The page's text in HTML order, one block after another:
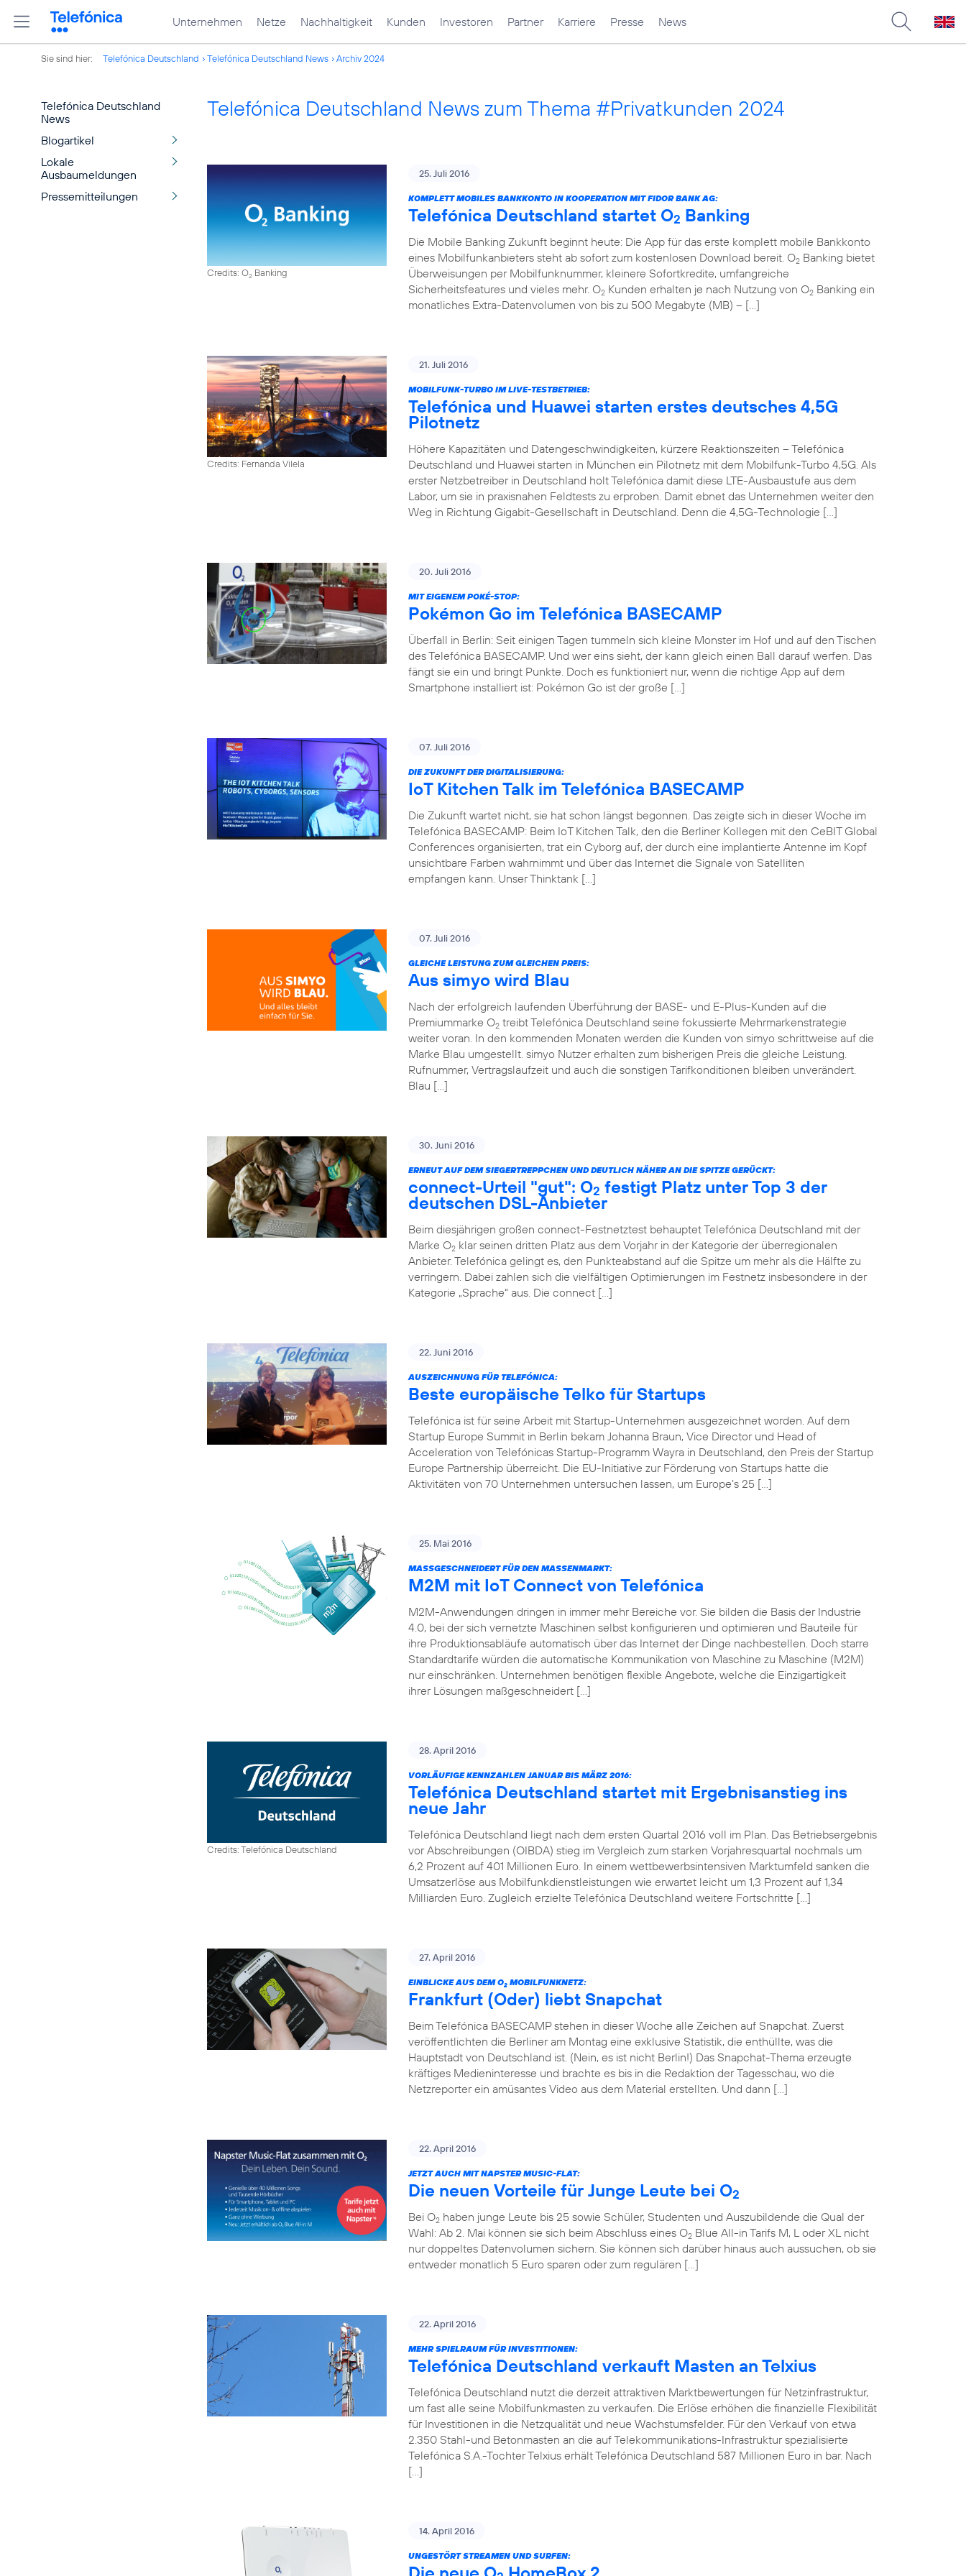
Unternehmen Netze Nachhaltigkeit Kunden Investoren Partner Karriere Presse News
Sie sind hier: Telefónica Deutschland Telefónica Deutschland News Archiv 2024
Telefónica Deutschland
News
Blogartikel
Lokale
Ausbaumeldungen
Pressemitteilungen
Telefónica Deutschland News zum Thema #Privatkunden 2024
Credits: O2 Banking
25. Juli 2016
KOMPLETT MOBILES BANKKONTO IN KOOPERATION MIT FIDOR BANK AG:
Telefónica Deutschland startet O2 Banking
Die Mobile Banking Zukunft beginnt heute: Die App für das erste komplett mobile Bankkonto
eines Mobilfunkanbieters steht ab sofort zum kostenlosen Download bereit. O2 Banking bietet
Überweisungen per Mobilfunknummer, kleinere Sofortkredite, umfangreiche
Sicherheitsfeatures und vieles mehr. O2 Kunden erhalten je nach Nutzung von O2 Banking ein
monatliches Extra-Datenvolumen von bis zu 500 Megabyte (MB) – […]
Credits: Fernanda Vilela
21. Juli 2016
MOBILFUNK-TURBO IM LIVE-TESTBETRIEB:
Telefónica und Huawei starten erstes deutsches 4,5G
Pilotnetz
Höhere Kapazitäten und Datengeschwindigkeiten, kürzere Reaktionszeiten – Telefónica
Deutschland und Huawei starten in München ein Pilotnetz mit dem Mobilfunk-Turbo 4,5G. Als
erster Netzbetreiber in Deutschland holt Telefónica damit diese LTE-Ausbaustufe aus dem
Labor, um sie in praxisnahen Feldtests zu erproben. Damit ebnet das Unternehmen weiter den
Weg in Richtung Gigabit-Gesellschaft in Deutschland. Denn die 4,5G-Technologie […]
20. Juli 2016
MIT EIGENEM POKÉ-STOP:
Pokémon Go im Telefónica BASECAMP
Überfall in Berlin: Seit einigen Tagen tummeln sich kleine Monster im Hof und auf den Tischen
des Telefónica BASECAMP. Und wer eins sieht, der kann gleich einen Ball darauf werfen. Das
fängt sie ein und bringt Punkte. Doch es funktioniert nur, wenn die richtige App auf dem
Smartphone installiert ist: Pokémon Go ist der große […]
07. Juli 2016
DIE ZUKUNFT DER DIGITALISIERUNG:
IoT Kitchen Talk im Telefónica BASECAMP
Die Zukunft wartet nicht, sie hat schon längst begonnen. Das zeigte sich in dieser Woche im
Telefónica BASECAMP: Beim IoT Kitchen Talk, den die Berliner Kollegen mit den CeBIT Global
Conferences organisierten, trat ein Cyborg auf, der durch eine implantierte Antenne im Kopf
unsichtbare Farben wahrnimmt und über das Internet die Signale von Satelliten
empfangen kann. Unser Thinktank […]
07. Juli 2016
GLEICHE LEISTUNG ZUM GLEICHEN PREIS:
Aus simyo wird Blau
Nach der erfolgreich laufenden Überführung der BASE- und E-Plus-Kunden auf die
Premiummarke O2 treibt Telefónica Deutschland seine fokussierte Mehrmarkenstrategie
weiter voran. In den kommenden Monaten werden die Kunden von simyo schrittweise auf die
Marke Blau umgestellt. simyo Nutzer erhalten zum bisherigen Preis die gleiche Leistung.
Rufnummer, Vertragslaufzeit und auch die sonstigen Tarifkonditionen bleiben unverändert.
Blau […]
30. Juni 2016
ERNEUT AUF DEM SIEGERTREPPCHEN UND DEUTLICH NÄHER AN DIE SPITZE GERÜCKT:
connect-Urteil "gut": O2 festigt Platz unter Top 3 der
deutschen DSL-Anbieter
Beim diesjährigen großen connect-Festnetztest behauptet Telefónica Deutschland mit der
Marke O2 klar seinen dritten Platz aus dem Vorjahr in der Kategorie der überregionalen
Anbieter. Telefónica gelingt es, den Punkteabstand auf die Spitze um mehr als die Hälfte zu
verringern. Dabei zahlen sich die vielfältigen Optimierungen im Festnetz insbesondere in der
Kategorie „Sprache“ aus. Die connect […]
22. Juni 2016
AUSZEICHNUNG FÜR TELEFÓNICA:
Beste europäische Telko für Startups
Telefónica ist für seine Arbeit mit Startup-Unternehmen ausgezeichnet worden. Auf dem
Startup Europe Summit in Berlin bekam Johanna Braun, Vice Director und Head of
Acceleration von Telefónicas Startup-Programm Wayra in Deutschland, den Preis der Startup
Europe Partnership überreicht. Die EU-Initiative zur Förderung von Startups hatte die
Aktivitäten von 70 Unternehmen untersuchen lassen, um Europe’s 25 […]
25. Mai 2016
MASSGESCHNEIDERT FÜR DEN MASSENMARKT:
M2M mit IoT Connect von Telefónica
M2M-Anwendungen dringen in immer mehr Bereiche vor. Sie bilden die Basis der Industrie
4.0, bei der sich vernetzte Maschinen selbst konfigurieren und optimieren und Bauteile für
ihre Produktionsabläufe automatisch über das Internet der Dinge nachbestellen. Doch starre
Standardtarife würden die automatische Kommunikation von Maschine zu Maschine (M2M)
nur einschränken. Unternehmen benötigen flexible Angebote, welche die Einzigartigkeit
ihrer Lösungen maßgeschneidert […]
Credits: Telefónica Deutschland
28. April 2016
VORLÄUFIGE KENNZAHLEN JANUAR BIS MÄRZ 2016:
Telefónica Deutschland startet mit Ergebnisanstieg ins
neue Jahr
Telefónica Deutschland liegt nach dem ersten Quartal 2016 voll im Plan. Das Betriebsergebnis
vor Abschreibungen (OIBDA) stieg im Vergleich zum starken Vorjahresquartal nochmals um
6,2 Prozent auf 401 Millionen Euro. In einem wettbewerbsintensiven Marktumfeld sanken die
Umsatzerlöse aus Mobilfunkdienstleistungen wie erwartet leicht um 1,3 Prozent auf 1,34
Milliarden Euro. Zugleich erzielte Telefónica Deutschland weitere Fortschritte […]
27. April 2016
EINBLICKE AUS DEM O2 MOBILFUNKNETZ:
Frankfurt (Oder) liebt Snapchat
Beim Telefónica BASECAMP stehen in dieser Woche alle Zeichen auf Snapchat. Zuerst
veröffentlichten die Berliner am Montag eine exklusive Statistik, die enthüllte, was die
Hauptstadt von Deutschland ist. (Nein, es ist nicht Berlin!) Das Snapchat-Thema erzeugte
kräftiges Medieninteresse und brachte es bis in die Redaktion der Tagesschau, wo die
Netzreporter ein amüsantes Video aus dem Material erstellten. Und dann […]
22. April 2016
JETZT AUCH MIT NAPSTER MUSIC-FLAT:
Die neuen Vorteile für Junge Leute bei O2
Bei O2 haben junge Leute bis 25 sowie Schüler, Studenten und Auszubildende die Qual der
Wahl: Ab 2. Mai können sie sich beim Abschluss eines O2 Blue All-in Tarifs M, L oder XL nicht
nur doppeltes Datenvolumen sichern. Sie können sich darüber hinaus auch aussuchen, ob sie
entweder monatlich 5 Euro sparen oder zum regulären […]
22. April 2016
MEHR SPIELRAUM FÜR INVESTITIONEN:
Telefónica Deutschland verkauft Masten an Telxius
Telefónica Deutschland nutzt die derzeit attraktiven Marktbewertungen für Netzinfrastruktur,
um fast alle seine Mobilfunkmasten zu verkaufen. Die Erlöse erhöhen die finanzielle Flexibilität
für Investitionen in die Netzqualität und neue Wachstumsfelder. Für den Verkauf von etwa
2.350 Stahl-und Betonmasten an die auf Telekommunikations-Infrastruktur spezialisierte
Telefónica S.A.-Tochter Telxius erhält Telefónica Deutschland 587 Millionen Euro in bar. Nach
[…]
14. April 2016
UNGESTÖRT STREAMEN UND SURFEN: